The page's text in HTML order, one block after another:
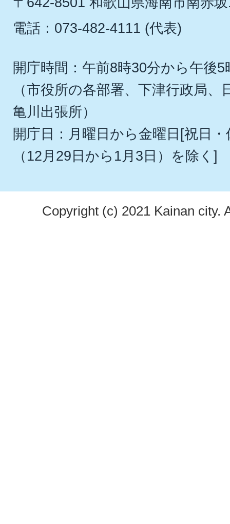
電話：073-482-4111 (代表)
開庁時間：午前8時30分から午後5
（市役所の各部署、下津行政局
亀川出張所）
開庁日：月曜日から金曜日[祝日
（12月29日から1月3日）を除く]
Copyright (c) 2021 Kainan city.